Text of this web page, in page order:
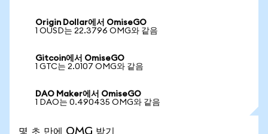
Origin Dollar에서 OmiseGO
1 OUSD는 22.3796 OMG와 같음
Gitcoin에서 OmiseGO
1 GTC는 2.0107 OMG와 같음
DAO Maker에서 OmiseGO
1 DAO는 0.490435 OMG와 같음
몇 초 만에 OMG 받기